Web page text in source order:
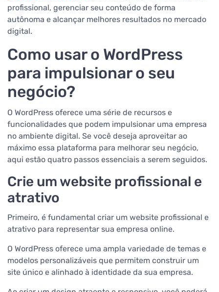
profissional, gerenciar seu conteúdo de forma
autônoma e alcançar melhores resultados no mercado
digital.
Como usar o WordPress
para impulsionar o seu
negócio?
O WordPress oferece uma série de recursos e
funcionalidades que podem impulsionar uma empresa
no ambiente digital. Se você deseja aproveitar ao
máximo essa plataforma para melhorar seu negócio,
aqui estão quatro passos essenciais a serem seguidos.
Crie um website profissional e
atrativo
Primeiro, é fundamental criar um website profissional e
atrativo para representar sua empresa online.
O WordPress oferece uma ampla variedade de temas e
modelos personalizáveis que permitem construir um
site único e alinhado à identidade da sua empresa.